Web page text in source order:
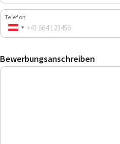
Telefon:
Bewerbungsanschreiben